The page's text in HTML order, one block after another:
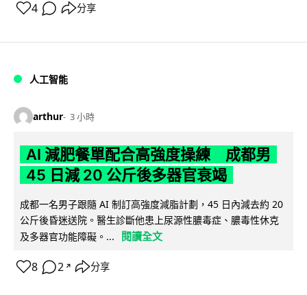
4 分享
人工智能
arthur 3 小時
AI 減肥餐單配合高強度操練 成都男
45 日減 20 公斤後多器官衰竭
成都一名男子跟隨 AI 制訂高強度減脂計劃，45 日內減去約 20
公斤後昏迷送院。醫生診斷他患上尿源性膿毒症、膿毒性休克
及多器官功能障礙。...
閱讀全文
8 2 ↗ 分享